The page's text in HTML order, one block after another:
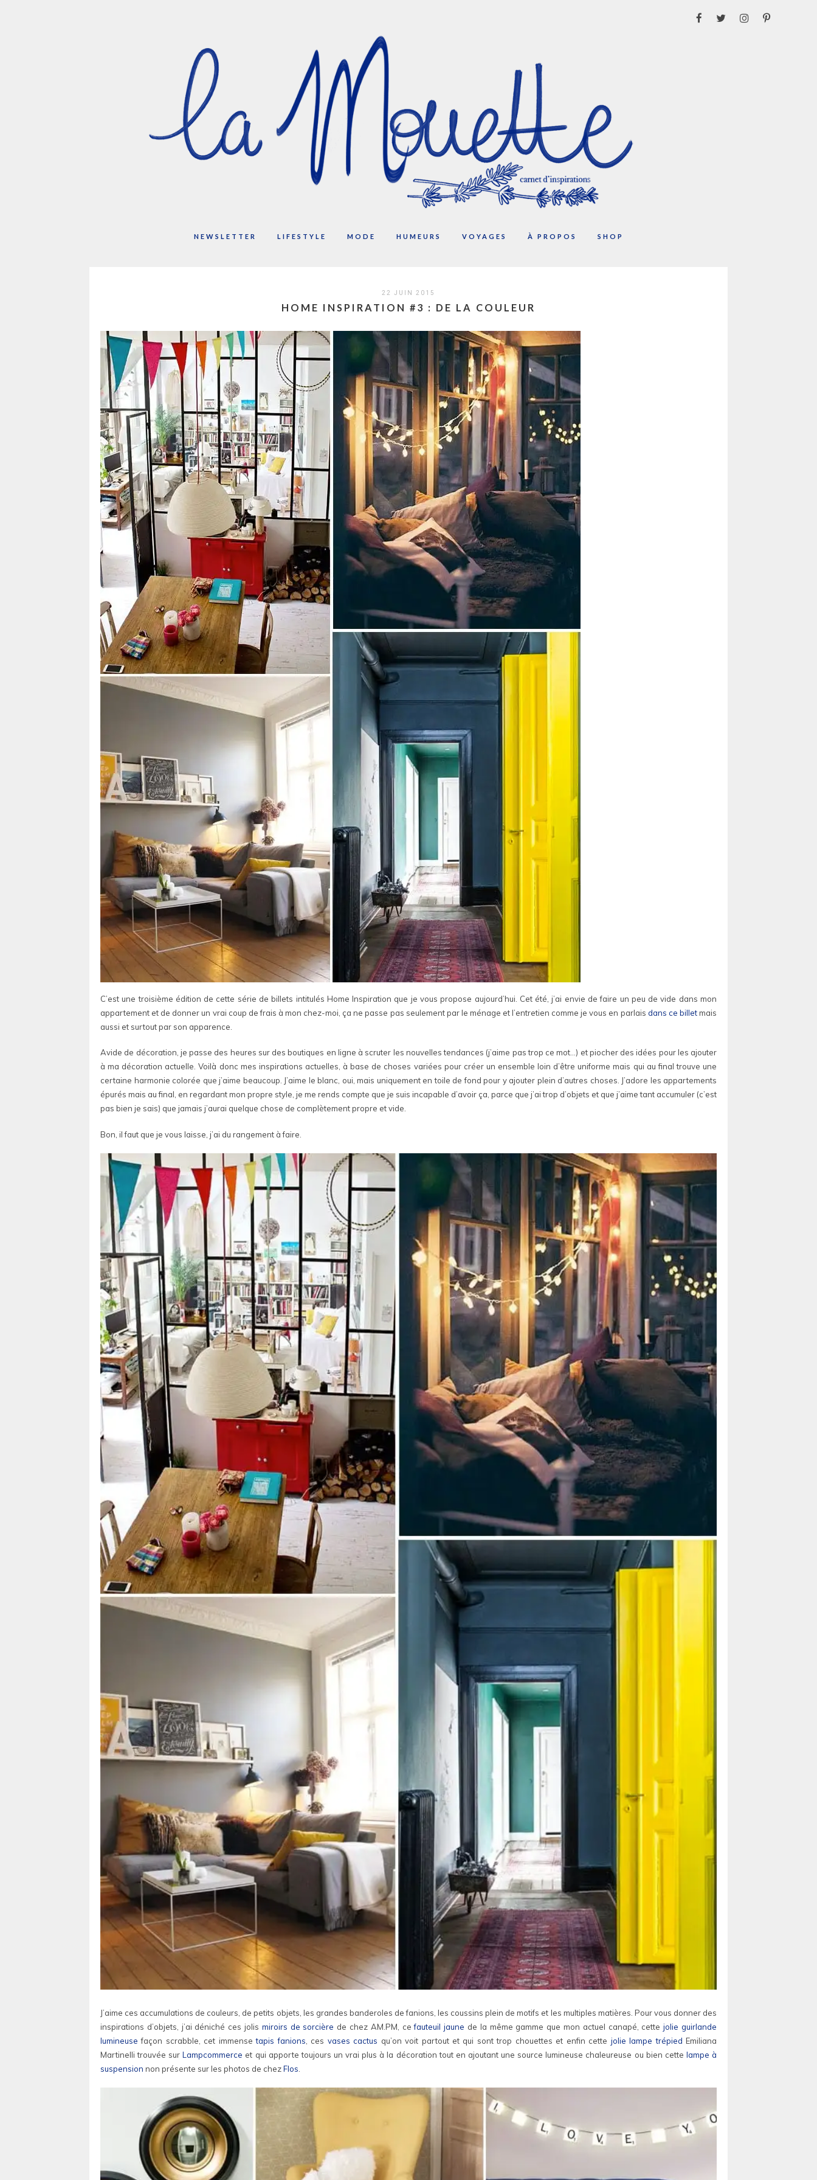
NEWSLETTER LIFESTYLE MODE HUMEURS VOYAGES À PROPOS SHOP
22 JUIN 2015
HOME INSPIRATION #3 : DE LA COULEUR
C’est une troisième édition de cette série de billets intitulés Home Inspiration que je vous propose aujourd’hui. Cet été, j’ai envie de faire un peu de vide dans mon
appartement et de donner un vrai coup de frais à mon chez-moi, ça ne passe pas seulement par le ménage et l’entretien comme je vous en parlais dans ce billetmais
aussi et surtout par son apparence.
Avide de décoration, je passe des heures sur des boutiques en ligne à scruter les nouvelles tendances (j’aime pas trop ce mot…) et piocher des idées pour les ajouter
à ma décoration actuelle. Voilà donc mes inspirations actuelles, à base de choses variées pour créer un ensemble loin d’être uniforme mais qui au final trouve une
certaine harmonie colorée que j’aime beaucoup. J’aime le blanc, oui, mais uniquement en toile de fond pour y ajouter plein d’autres choses. J’adore les appartements
épurés mais au final, en regardant mon propre style, je me rends compte que je suis incapable d’avoir ça, parce que j’ai trop d’objets et que j’aime tant accumuler (c’est
pas bien je sais) que jamais j’aurai quelque chose de complètement propre et vide.
Bon, il faut que je vous laisse, j’ai du rangement à faire.
J’aime ces accumulations de couleurs, de petits objets, les grandes banderoles de fanions, les coussins plein de motifs et les multiples matières. Pour vous donner des
inspirations d’objets, j’ai déniché ces jolis miroirs de sorcière de chez AM.PM, cefauteuil jaune de la même gamme que mon actuel canapé, cettejolie guirlande
lumineuse façon scrabble, cet immensetapis fanions , ces vases cactus qu’on voit partout et qui sont trop chouettes et enfin cette jolie lampe trépied Emiliana
Martinelli trouvée surLampcommerce et qui apporte toujours un vrai plus à la décoration tout en ajoutant une source lumineuse chaleureuse ou bien cette lampe à
suspension non présente sur les photos de chezFlos